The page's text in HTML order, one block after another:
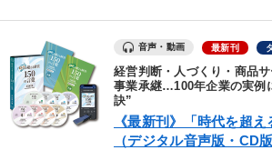
キーワード
ビジネスモデル FCビジネス お金の
音声・動画 最新刊
経営判断・人づくり・商品
事業承継…100年企業の実例
訣”
《最新刊》「時代を超
（デジタル音声版・CD